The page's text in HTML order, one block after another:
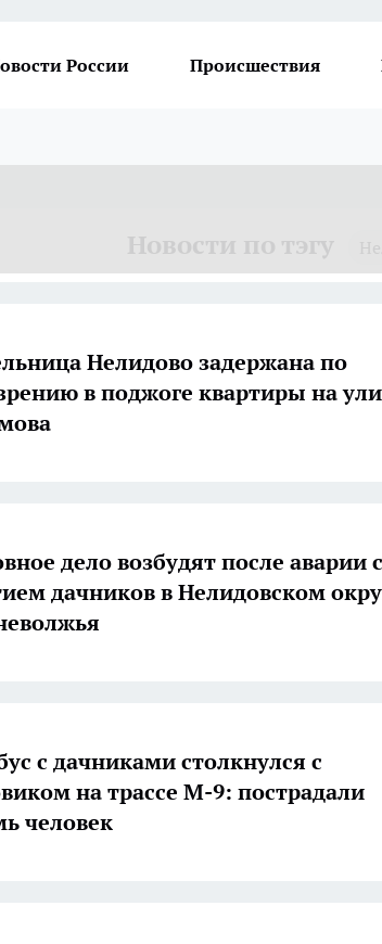
России Происшествия
Нелидово задержана по
в поджоге квартиры на
дело возбудят после аварии с
дачников в Нелидовском
с дачниками столкнулся с
на трассе М-9: пострадали
человек